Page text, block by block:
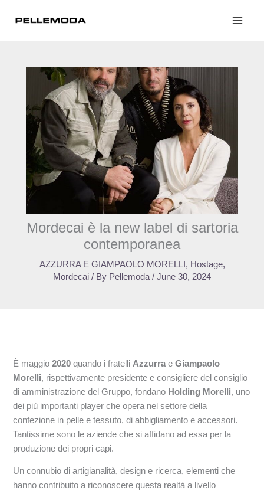
Mordecai è la new label di sartoria
contemporanea
AZZURRA E GIAMPAOLO MORELLI , Hostage,
Mordecai / By Pellemoda / June 30, 2024
È maggio2020 quando i fratelli Azzurra eGiampaolo
Morelli, rispettivamente presidente e consigliere del consiglio
di amministrazione del Gruppo, fondano Holding Morelli, uno
dei più importanti player che opera nel settore della
confezione in pelle e tessuto, di abbigliamento e accessori.
Tantissime sono le aziende che si affidano ad essa per la
produzione dei propri capi.
Un connubio di artigianalità, design e ricerca, elementi che
hanno contribuito a riconoscere questa realtà a livello